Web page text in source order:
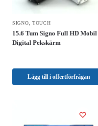
SIGNO TOUCH
15.6 Tum Signo Full HD Mobil
Digital Pekskärm
Lägg till i offertförfrågan